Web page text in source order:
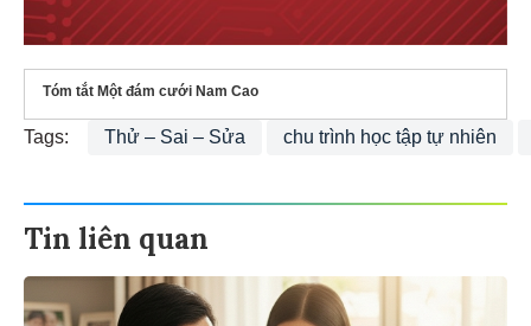
Tóm tắt Một đám cưới Nam Cao
Tags: Thử – Sai – Sửa chu trình học tập tự nhiên
Tin liên quan